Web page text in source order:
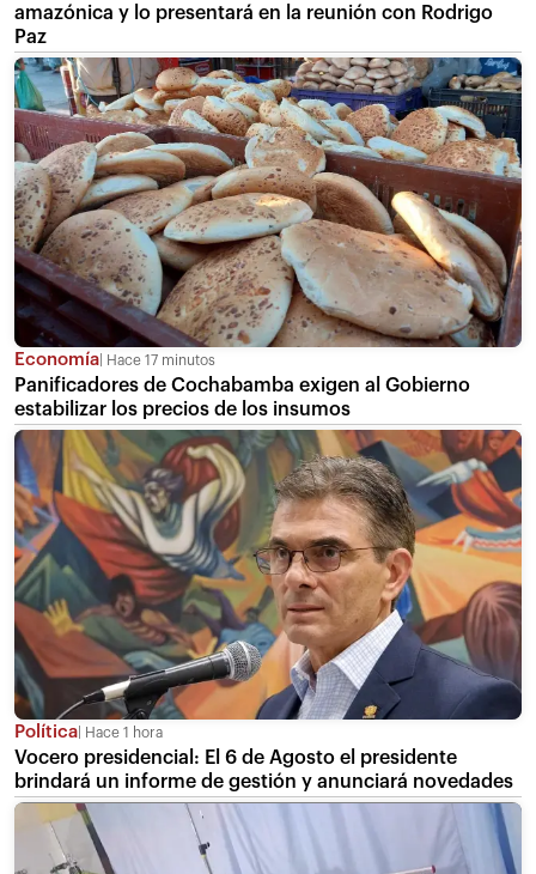
amazónica y lo presentará en la reunión con Rodrigo
Paz
Economía Hace 17 minutos
Panificadores de Cochabamba exigen al Gobierno
estabilizar los precios de los insumos
Política Hace 1 hora
Vocero presidencial: El 6 de Agosto el presidente
brindará un informe de gestión y anunciará novedades